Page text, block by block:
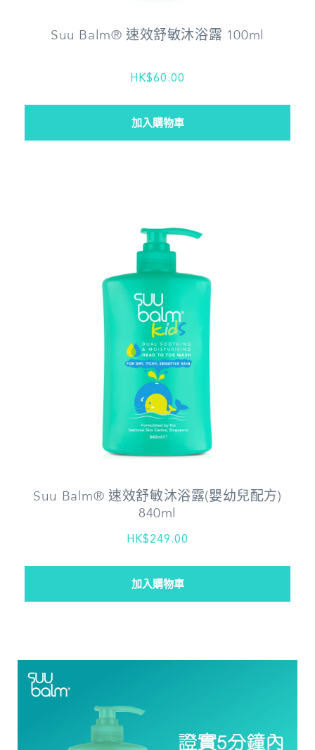
Suu Balm® 速效舒敏沐浴露 100ml
HK$60.00
Suu Balm® 速效舒敏沐浴露(嬰幼兒配方)
840ml
HK$249.00